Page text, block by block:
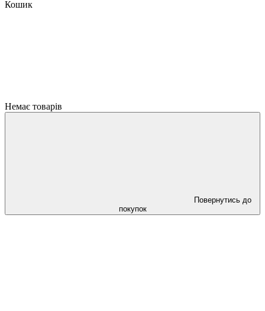
Кошик
Немає товарів
Повернутись до
покупок